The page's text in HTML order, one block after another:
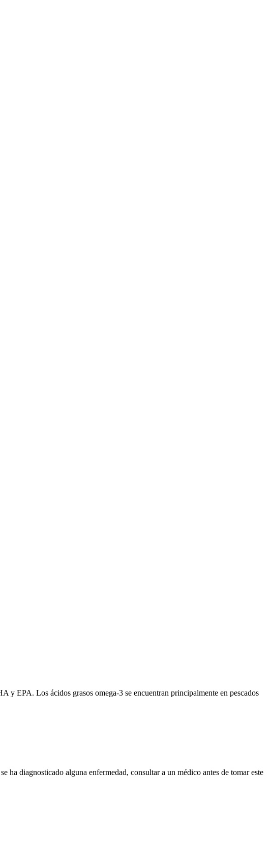
y EPA. Los ácidos grasos omega-3 se encuentran principalmente en pescados
ha diagnosticado alguna enfermedad, consultar a un médico antes de tomar este